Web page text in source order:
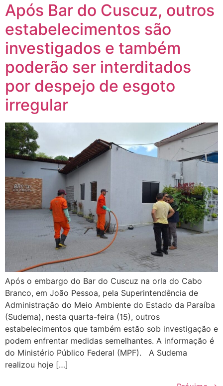
Após Bar do Cuscuz, outros
estabelecimentos são
investigados e também
poderão ser interditados
por despejo de esgoto
irregular
Após o embargo do Bar do Cuscuz na orla do Cabo
Branco, em João Pessoa, pela Superintendência de
Administração do Meio Ambiente do Estado da Paraíba
(Sudema), nesta quarta-feira (15), outros
estabelecimentos que também estão sob investigação e
podem enfrentar medidas semelhantes. A informação é
do Ministério Público Federal (MPF). A Sudema
realizou hoje […]